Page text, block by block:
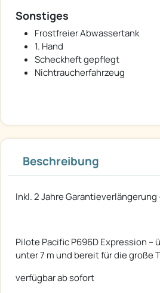
Sonstiges
Frostfreier Abwassertank
1. Hand
Scheckheft gepflegt
Nichtraucherfahrzeug
Beschreibung
Inkl. 2 Jahre
Pilote Pacific P696D Expression
unter 7 m und bereit für die große
verfügbar ab sofort